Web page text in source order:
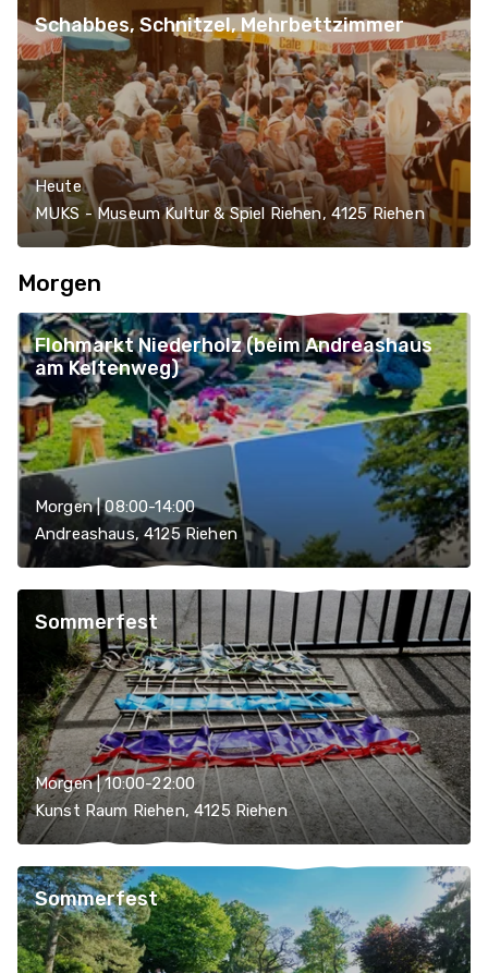
Schabbes, Schnitzel, Mehrbettzimmer
Heute
MUKS - Museum Kultur & Spiel Riehen, 4125 Riehen
Morgen
Flohmarkt Niederholz (beim Andreashaus
am Keltenweg)
Morgen | 08:00-14:00
Andreashaus, 4125 Riehen
Sommerfest
Morgen | 10:00-22:00
Kunst Raum Riehen, 4125 Riehen
Sommerfest